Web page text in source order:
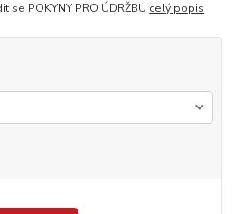
se POKYNY PRO ÚDRŽBU celý popis